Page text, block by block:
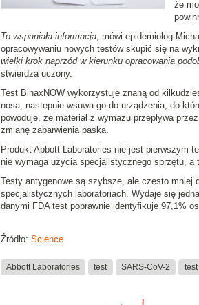
że
To wspaniała informacja, mówi epidemiolog
opracowywaniu nowych testów skupić się na
wielki krok naprzód w kierunku opracowania
stwierdza uczony.
Test BinaxNOW wykorzystuje znaną od
nosa, następnie wsuwa go do urządzenia, do
powoduje, że materiał z wymazu przepływa
zmianę zabarwienia paska.
Produkt Abbott Laboratories nie jest pierwszym
nie wymaga użycia specjalistycznego sprzętu,
Testy antygenowe są szybsze, ale często mniej
specjalistycznych laboratoriach. Wydaje się
danymi FDA test poprawnie identyfikuje 97,1%
Źródło: Science
Abbott Laboratories test SARS-CoV-2